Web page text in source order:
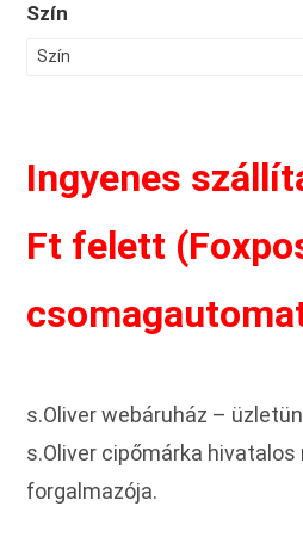
Szín
Szín
Ingyenes
Ft felett
s.Oliver webáruház –
s.Oliver cipőmárka
forgalmazója.